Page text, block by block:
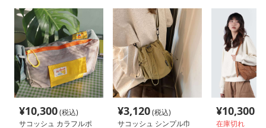
¥10,300(税込)
サコッシュ カラフルポ
¥3,120(税込)
サコッシュ シンプル巾
¥10,300
在庫切れ